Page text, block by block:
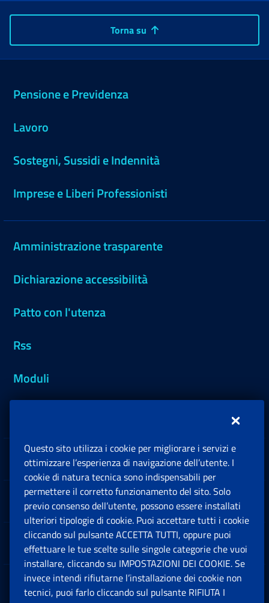
Torna su
Pensione e Previdenza
Lavoro
Sostegni, Sussidi e Indennità
Imprese e Liberi Professionisti
Amministrazione trasparente
Dichiarazione accessibilità
Patto con l'utenza
Rss
Moduli
Sedi e Contatti
Software
Note Legali
App mobile
Questo sito utilizza i cookie per migliorare i servizi e
ottimizzare l’esperienza di navigazione dell’utente. I
cookie di natura tecnica sono indispensabili per
permettere il corretto funzionamento del sito. Solo
previo consenso dell’utente, possono essere installati
ulteriori tipologie di cookie. Puoi accettare tutti i cookie
cliccando sul pulsante ACCETTA TUTTI, oppure puoi
effettuare le tue scelte sulle singole categorie che vuoi
installare, cliccando su IMPOSTAZIONI DEI COOKIE. Se
invece intendi rifiutarne l’installazione dei cookie non
tecnici, puoi farlo cliccando sul pulsante RIFIUTA I